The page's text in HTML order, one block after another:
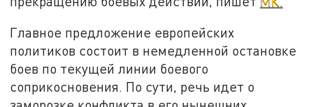
Главное предложение европейских
политиков состоит в немедленной остановке
боев по текущей линии боевого
соприкосновения. По сути, речь идет о